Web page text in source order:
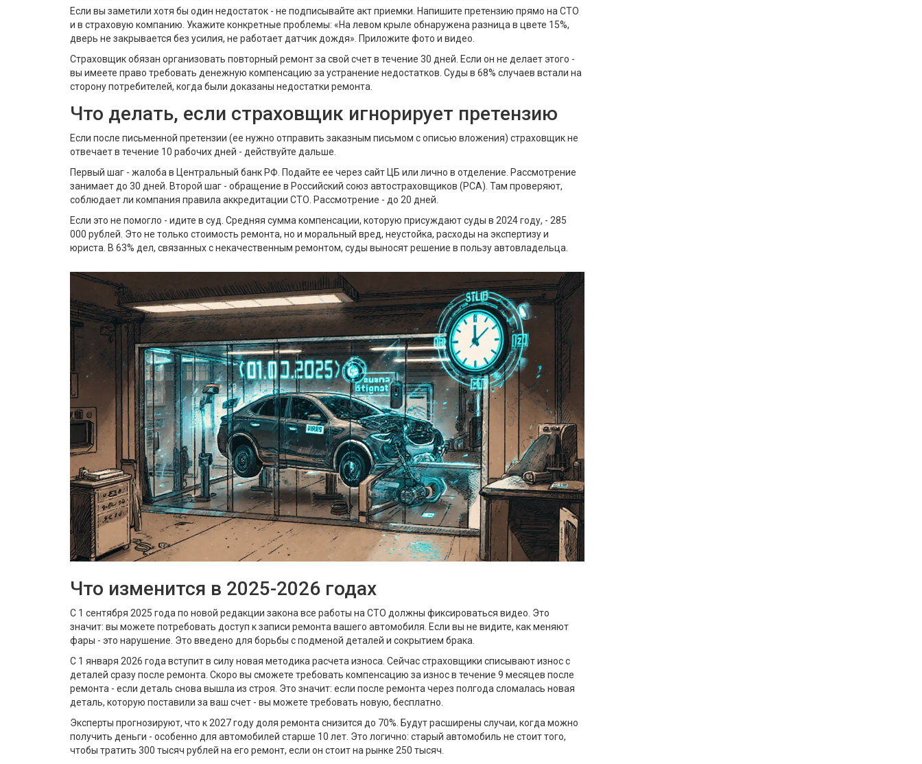
Если вы заметили хотя бы один недостаток - не подписывайте акт приемки. Напишите претензию прямо на СТО
и в страховую компанию. Укажите конкретные проблемы: «На левом крыле обнаружена разница в цвете 15%,
дверь не закрывается без усилия, не работает датчик дождя». Приложите фото и видео.
Страховщик обязан организовать повторный ремонт за свой счет в течение 30 дней. Если он не делает этого -
вы имеете право требовать денежную компенсацию за устранение недостатков. Суды в 68% случаев встали на
сторону потребителей, когда были доказаны недостатки ремонта.
Что делать, если страховщик игнорирует претензию
Если после письменной претензии (ее нужно отправить заказным письмом с описью вложения) страховщик не
отвечает в течение 10 рабочих дней - действуйте дальше.
Первый шаг - жалоба в Центральный банк РФ. Подайте ее через сайт ЦБ или лично в отделение. Рассмотрение
занимает до 30 дней. Второй шаг - обращение в Российский союз автостраховщиков (РСА). Там проверяют,
соблюдает ли компания правила аккредитации СТО. Рассмотрение - до 20 дней.
Если это не помогло - идите в суд. Средняя сумма компенсации, которую присуждают суды в 2024 году, - 285
000 рублей. Это не только стоимость ремонта, но и моральный вред, неустойка, расходы на экспертизу и
юриста. В 63% дел, связанных с некачественным ремонтом, суды выносят решение в пользу автовладельца.
Что изменится в 2025-2026 годах
С 1 сентября 2025 года по новой редакции закона все работы на СТО должны фиксироваться видео. Это
значит: вы можете потребовать доступ к записи ремонта вашего автомобиля. Если вы не видите, как меняют
фары - это нарушение. Это введено для борьбы с подменой деталей и сокрытием брака.
С 1 января 2026 года вступит в силу новая методика расчета износа. Сейчас страховщики списывают износ с
деталей сразу после ремонта. Скоро вы сможете требовать компенсацию за износ в течение 9 месяцев после
ремонта - если деталь снова вышла из строя. Это значит: если после ремонта через полгода сломалась новая
деталь, которую поставили за ваш счет - вы можете требовать новую, бесплатно.
Эксперты прогнозируют, что к 2027 году доля ремонта снизится до 70%. Будут расширены случаи, когда можно
получить деньги - особенно для автомобилей старше 10 лет. Это логично: старый автомобиль не стоит того,
чтобы тратить 300 тысяч рублей на его ремонт, если он стоит на рынке 250 тысяч.